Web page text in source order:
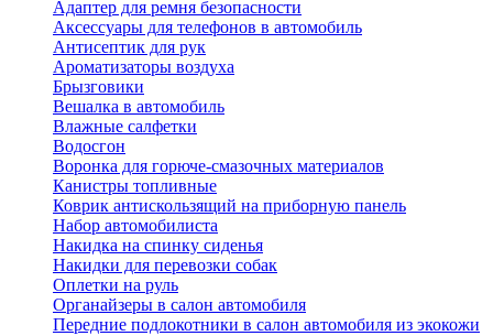
Адаптер для ремня безопасности
Аксессуары для телефонов в автомобиль
Антисептик для рук
Ароматизаторы воздуха
Брызговики
Вешалка в автомобиль
Влажные салфетки
Водосгон
Воронка для горюче-смазочных материалов
Канистры топливные
Коврик антискользящий на приборную панель
Набор автомобилиста
Накидка на спинку сиденья
Накидки для перевозки собак
Оплетки на руль
Органайзеры в салон автомобиля
Передние подлокотники в салон автомобиля из экокожи